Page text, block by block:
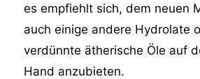
es empfiehlt sich, dem neuen
auch einige andere Hydrolate
verdünnte ätherische Öle auf
Hand anzubieten.